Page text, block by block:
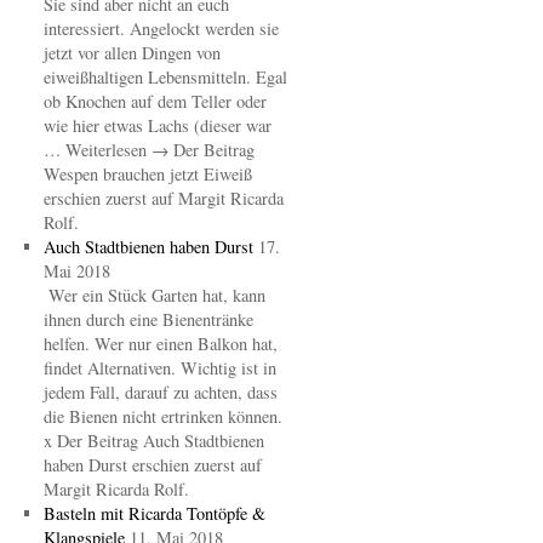
interessiert. Angelockt werden sie
jetzt vor allen Dingen von
eiweißhaltigen Lebensmitteln. Egal
ob Knochen auf dem Teller oder
wie hier etwas Lachs (dieser war
… Weiterlesen → Der Beitrag
Wespen brauchen jetzt Eiweiß
erschien zuerst auf Margit Ricarda
Rolf.
Auch Stadtbienen haben Durst 17.
Mai 2018
Wer ein Stück Garten hat, kann
ihnen durch eine Bienentränke
helfen. Wer nur einen Balkon hat,
findet Alternativen. Wichtig ist in
jedem Fall, darauf zu achten, dass
die Bienen nicht ertrinken können.
x Der Beitrag Auch Stadtbienen
haben Durst erschien zuerst auf
Margit Ricarda Rolf.
Basteln mit Ricarda Tontöpfe &
Klangspiele 11. Mai 2018